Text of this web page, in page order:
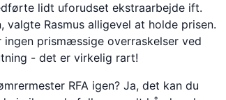
lidt uforudset ekstraarbejde ift.
valgte Rasmus alligevel at holde prisen.
prismæssige overraskelser ved
- det er virkelig rart!
RFA igen? Ja, det kan du